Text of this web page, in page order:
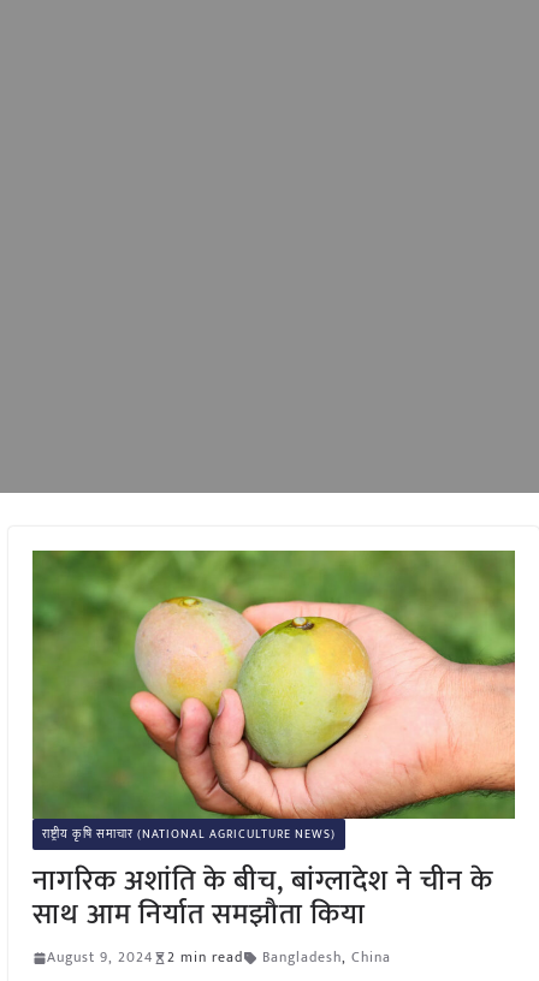
राष्ट्रीय कृषि समाचार (NATIONAL AGRICULTURE NEWS)
नागरिक अशांति के बीच, बांग्लादेश ने चीन के
साथ आम निर्यात समझौता किया
August 9, 2024 2 min read Bangladesh, China